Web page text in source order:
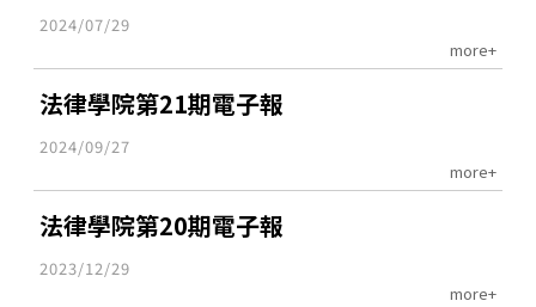
2024/07/29
more+
法律學院第21期電子報
2024/09/27
more+
法律學院第20期電子報
2023/12/29
more+